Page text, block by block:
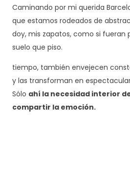
Caminando por mi querida
que estamos rodeados de
doy, mis zapatos, como si fueran
suelo que piso.
tiempo, también envejecen
y las transforman en
Sólo ahí la necesidad interior
compartir la emoción.